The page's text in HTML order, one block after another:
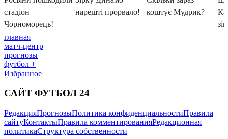
главная
матч-центр
прогнозы
футбол +
Избранное
САЙТ ФУТБОЛ 24
РедакцияПрогнозыПолитика конфиденциальностиПравила
сайтуКонтактыПравила комментированияРедакционная
политикаСтруктура собственности